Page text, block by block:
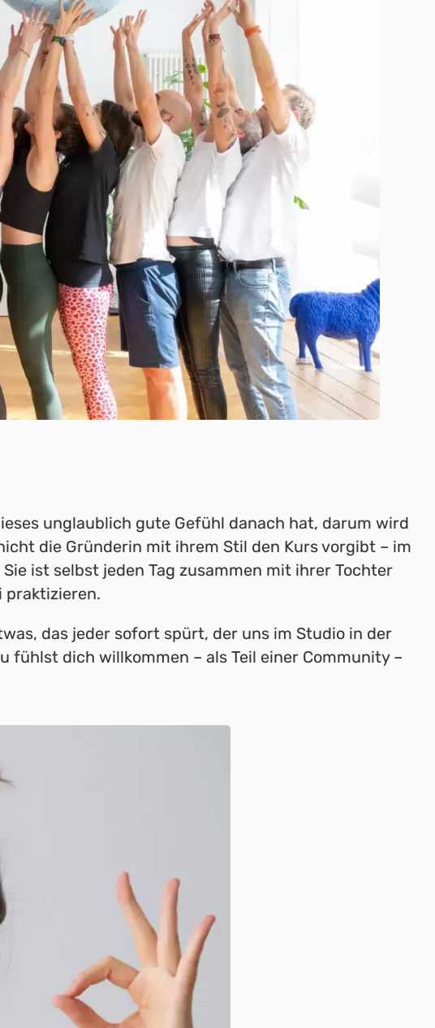
unglaublich gute Gefühl danach hat, darum wird
die Gründerin mit ihrem Stil den Kurs vorgibt – im
ist selbst jeden Tag zusammen mit ihrer Tochter
praktizieren.
das jeder sofort spürt, der uns im Studio in der
fühlst dich willkommen – als Teil einer Community –